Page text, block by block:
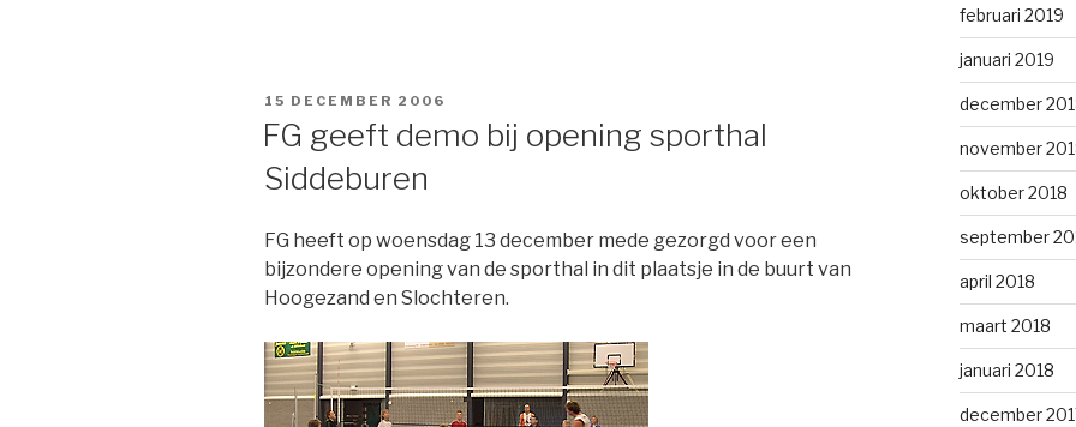
GEPLAATST
15 DECEMBER 2006
FG geeft demo bij opening sporthal
Siddeburen
FG heeft op woensdag 13 december mede gezorgd voor een
bijzondere opening van de sporthal in dit plaatsje in de buurt van
Hoogezand en Slochteren.
februari 2019
januari 2019
december
november
oktober 2018
september
april 2018
maart 2018
januari 2018
december